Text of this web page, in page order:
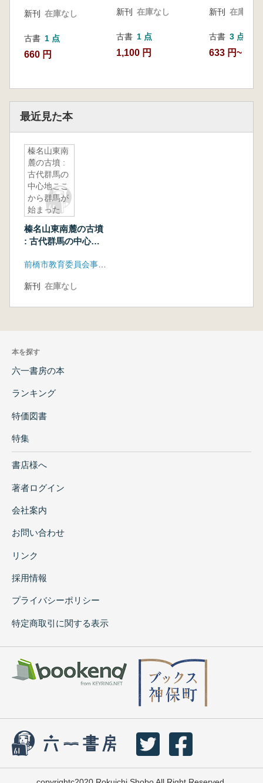
新刊 在庫なし
古書 1 点
660 円
新刊 在庫なし
古書 1 点
1,100 円
新刊 在庫なし
古書 3 点
633 円~
最近見た本
榛名山東南
麓の古墳 :
古代群馬の
中心地ここ
から群馬が
始まった
榛名山東南麓の古墳
: 古代群馬の中心地
った
新刊 在庫なし
本を探す
六一書房の本
ランキング
特価図書
特集
書店様へ
著者ログイン
会社案内
お問い合わせ
リンク
採用情報
プライバシーポリシー
特定商取引に関する表示